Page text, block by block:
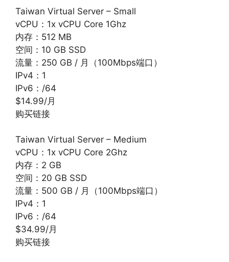
Taiwan Virtual Server – Small
vCPU：1x vCPU Core 1Ghz
内存：512 MB
空间：10 GB SSD
流量：250 GB / 月（100Mbps端口）
IPv4：1
IPv6：/64
$14.99/月
购买链接
Taiwan Virtual Server – Medium
vCPU：1x vCPU Core 2Ghz
内存：2 GB
空间：20 GB SSD
流量：500 GB / 月（100Mbps端口）
IPv4：1
IPv6：/64
$34.99/月
购买链接